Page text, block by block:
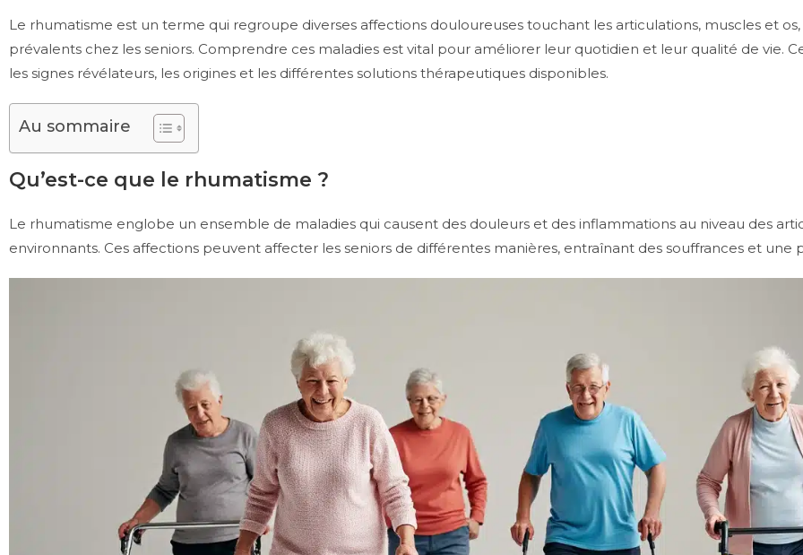
Le rhumatisme est un terme qui regroupe diverses affections douloureuses touchant les articulations, muscles et
prévalents chez les seniors. Comprendre ces maladies est vital pour améliorer leur quotidien et leur qualité de vie.
les signes révélateurs, les origines et les différentes solutions thérapeutiques disponibles.
Au sommaire
Qu’est-ce que le rhumatisme ?
Le rhumatisme englobe un ensemble de maladies qui causent des douleurs et des inflammations au niveau des
environnants. Ces affections peuvent affecter les seniors de différentes manières, entraînant des souffrances et une